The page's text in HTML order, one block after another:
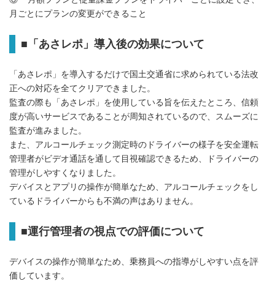
月ごとにプランの変更ができること
■「あさレポ」導入後の効果について
「あさレポ」を導入するだけで国土交通省に求められている法改
正への対応を全てクリアできました。
監査の際も「あさレポ」を使用している旨を伝えたところ、信頼
度が高いサービスであることが周知されているので、スムーズに
監査が進みました。
また、アルコールチェック測定時のドライバーの様子を安全運転
管理者がビデオ通話を通して目視確認できるため、ドライバーの
管理がしやすくなりました。
デバイスとアプリの操作が簡単なため、アルコールチェックをし
ているドライバーからも不満の声はありません。
■運行管理者の視点での評価について
デバイスの操作が簡単なため、乗務員への指導がしやすい点を評
価しています。